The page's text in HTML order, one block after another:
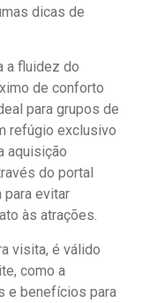
dicas de
a fluidez do
de conforto
para grupos de
refúgio exclusivo
aquisição
do portal
para evitar
às atrações.
visita, é válido
como a
e benefícios para